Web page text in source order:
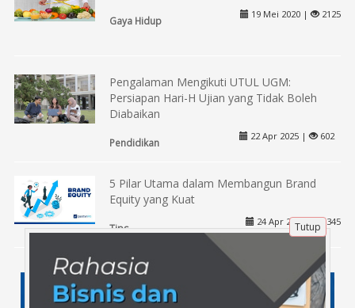
Gaya Hidup
19 Mei 2020 | 2125
Pengalaman Mengikuti UTUL UGM:
Persiapan Hari-H Ujian yang Tidak Boleh
Diabaikan
Pendidikan
22 Apr 2025 | 602
5 Pilar Utama dalam Membangun Brand
Equity yang Kuat
Tips
24 Apr 2025 | 345
Tutup